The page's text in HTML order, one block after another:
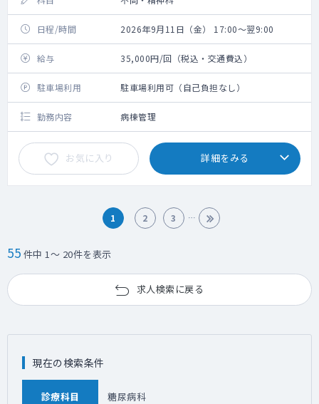
日程/時間 2026年9月11日（金） 17:00～翌9:00
給与 35,000円/回（税込・交通費込）
駐車場利用 駐車場利用可（自己負担なし）
勤務内容 病棟管理
お気に入り 詳細をみる
1 2 3
55 件中 1～ 20件を表示
求人検索に戻る
現在の検索条件
診療科目 糖尿病科